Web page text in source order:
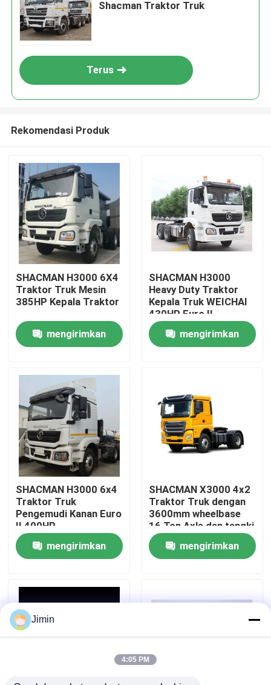
Rumah
Tentang kami
Tur Pabrik
Kontrol kualitas
Hubungi Kami
Permintaan Penawaran
Truk Dump Berat
Shacman Traktor Truk
Terus
Rekomendasi Produk
SHACMAN H3000 6X4
Traktor Truk Mesin
385HP Kepala Traktor
mengirimkan
SHACMAN H3000
Heavy Duty Traktor
Kepala Truk WEICHAI
430HP Euro II
mengirimkan
SHACMAN H3000 6x4
Traktor Truk
Pengemudi Kanan Euro
II 400HP
mengirimkan
SHACMAN X3000 4x2
Traktor Truk dengan
3600mm wheelbase
16 Ton Axle dan tangki
bahan bakar 400L
mengirimkan
Jimin
4:05 PM